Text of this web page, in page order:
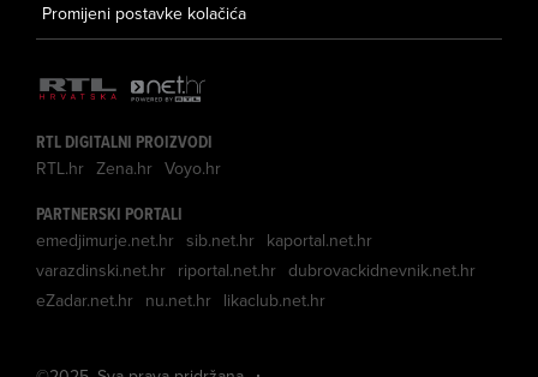
Promijeni postavke kolačića
RTL DIGITALNI PROIZVODI
RTL.hr Zena.hr Voyo.hr
PARTNERSKI PORTALI
emedjimurje.net.hr sib.net.hr kaportal.net.hr
varazdinski.net.hr riportal.net.hr dubrovackidnevnik.net.hr
eZadar.net.hr nu.net.hr likaclub.net.hr